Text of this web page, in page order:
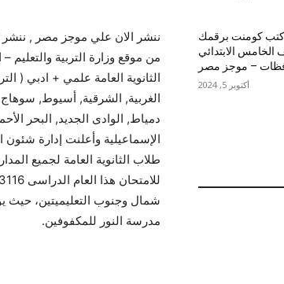
الغربية, الشرقية, أسيوط,
دمياط, الوادى الجديد, البحر
الإسماعيلية وأعلنت إدارة شئون
طلاب الثانوية العامة لجميع
مدرسة النور للمكفوفين.
خامسة 5 .. اكتب كومنت برقمك
الابتدائي
أكتوبر 5, 2024